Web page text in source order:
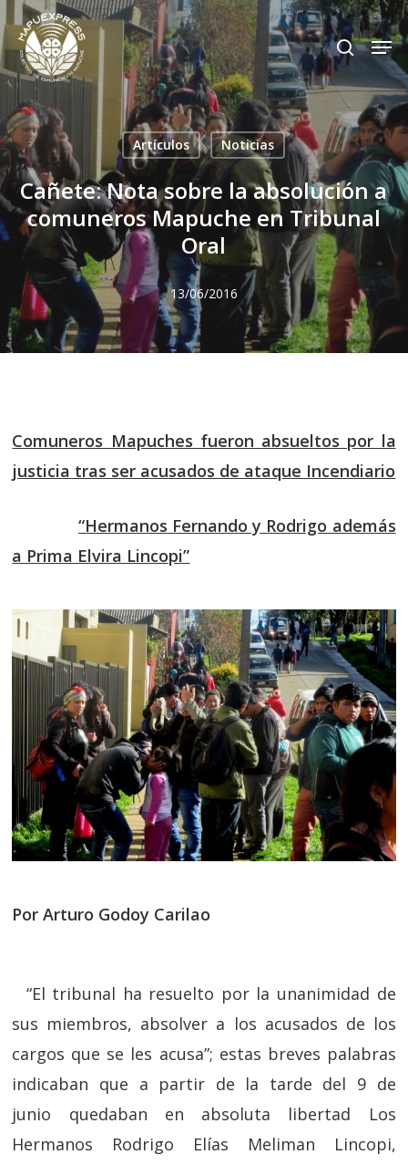
Skip
to
main
content
search
Artículos Noticias
Cañete: Nota sobre la absolución a
comuneros Mapuche en Tribunal
Oral
13/06/2016
Comuneros Mapuches fueron absueltos por la
justicia tras ser acusados de ataque Incendiario
“Hermanos Fernando y Rodrigo además
a Prima Elvira Lincopi”
Por Arturo Godoy Carilao
“El tribunal ha resuelto por la unanimidad de
sus miembros, absolver a los acusados de los
cargos que se les acusa”; estas breves palabras
indicaban que a partir de la tarde del 9 de
junio quedaban en absoluta libertad Los
Hermanos Rodrigo Elías Meliman Lincopi,
Close
Menu